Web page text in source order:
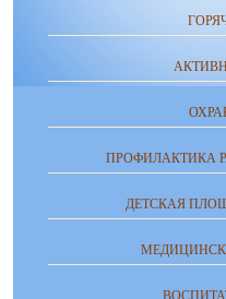
ПРОФИЛАКТИКА
ДЕТСКАЯ